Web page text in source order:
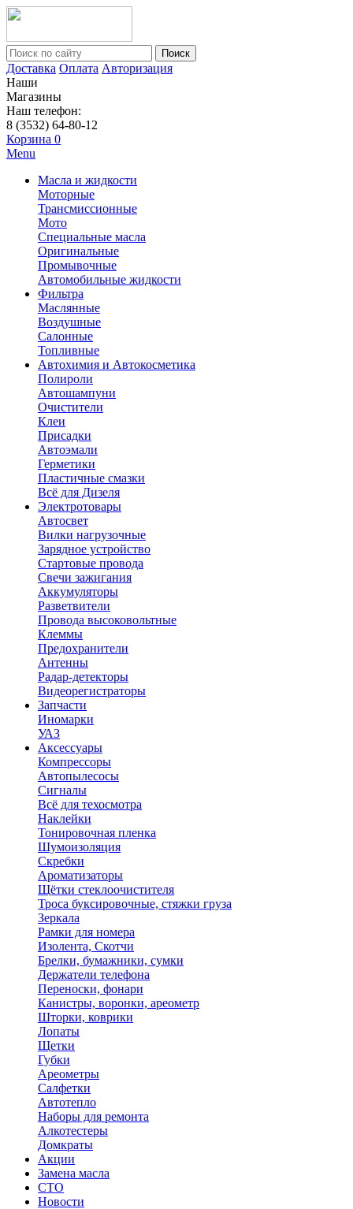
Поиск
Доставка Оплата Авторизация
Наши
Магазины
Наш телефон:
8 (3532) 64-80-12
Корзина 0
Menu
Масла и жидкости
Моторные
Трансмиссионные
Мото
Специальные масла
Оригинальные
Промывочные
Автомобильные жидкости
Фильтра
Маслянные
Воздушные
Салонные
Топливные
Автохимия и Автокосметика
Полироли
Автошампуни
Очистители
Клеи
Присадки
Автоэмали
Герметики
Пластичные смазки
Всё для Дизеля
Электротовары
Автосвет
Вилки нагрузочные
Зарядное устройство
Стартовые провода
Свечи зажигания
Аккумуляторы
Разветвители
Провода высоковольтные
Клеммы
Предохранители
Антенны
Радар-детекторы
Видеорегистраторы
Запчасти
Иномарки
УАЗ
Аксесcуары
Компрессоры
Автопылесосы
Сигналы
Всё для техосмотра
Наклейки
Тонировочная пленка
Шумоизоляция
Скребки
Ароматизаторы
Щётки стеклоочистителя
Троса буксировочные, стяжки груза
Зеркала
Рамки для номера
Изолента, Скотчи
Брелки, бумажники, сумки
Держатели телефона
Переноски, фонари
Канистры, воронки, ареометр
Шторки, коврики
Лопаты
Щетки
Губки
Ареометры
Салфетки
Автотепло
Наборы для ремонта
Алкотестеры
Домкраты
Акции
Замена масла
СТО
Новости